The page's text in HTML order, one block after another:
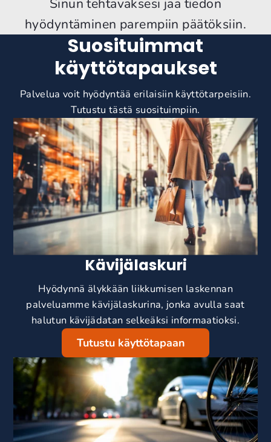
Sinun tehtäväksesi jää tiedon
hyödyntäminen parempiin päätöksiin.
Suosituimmat
käyttötapaukset
Palvelua voit hyödyntää erilaisiin käyttötarpeisiin.
Tutustu tästä suosituimpiin.
Kävijälaskuri
Hyödynnä älykkään liikkumisen laskennan
palveluamme kävijälaskurina, jonka avulla saat
halutun kävijädatan selkeäksi informaatioksi.
Tutustu käyttötapaan